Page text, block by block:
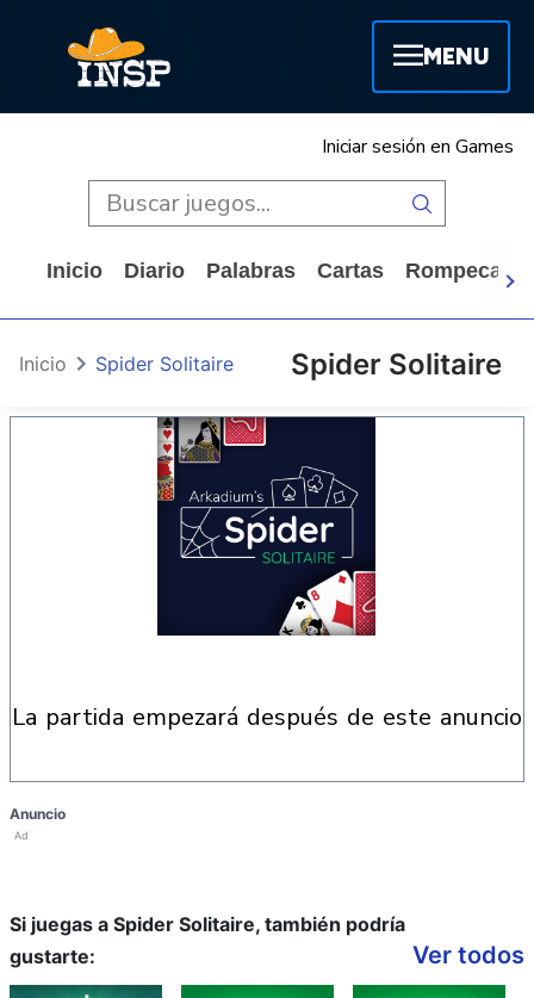
MENU
Iniciar sesión en Games
Inicio Diario Palabras Cartas
Spider Solitaire
Inicio Spider Solitaire
la partida empezará después de este anuncio
Anuncio
Ad
Si juegas a Spider Solitaire, también podría
gustarte:
Ver todos